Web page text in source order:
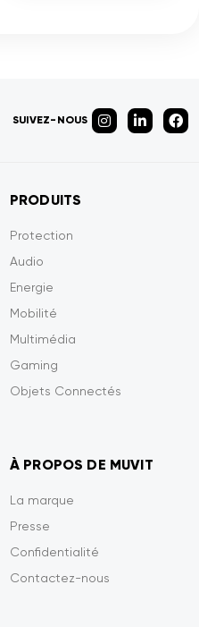
SUIVEZ-NOUS
PRODUITS
Protection
Audio
Energie
Mobilité
Multimédia
Gaming
Objets Connectés
À PROPOS DE MUVIT
La marque
Presse
Confidentialité
Contactez-nous